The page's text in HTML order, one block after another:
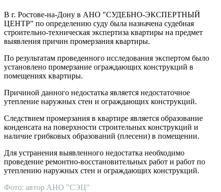
В г. Ростове-на-Дону в АНО "СУДЕБНО-ЭКСПЕРТНЫЙ
ЦЕНТР" по определению суду была назначена судебная
строительно-техническая экспертиза квартиры на предмет
выявления причин промерзания квартиры.
По результатам проведенного исследования экспертом было
установлено промерзание ограждающих конструкций в
помещениях квартиры.
Причиной данного недостатка является недостаточное
утепление наружных стен и ограждающих конструкций.
Следствием промерзания в квартире является образование
конденсата на поверхности строительных конструкций и
наличие грибковых образований (плесени) в помещении.
Для устранения выявленного недостатка необходимо
проведение ремонтно-восстановительных работ и работ по
утеплению наружных стен и ограждающих конструкций.
Фото: автор АНО "СЭЦ"